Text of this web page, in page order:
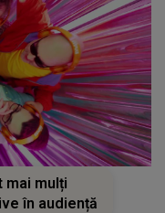
mai mulți
în audiență